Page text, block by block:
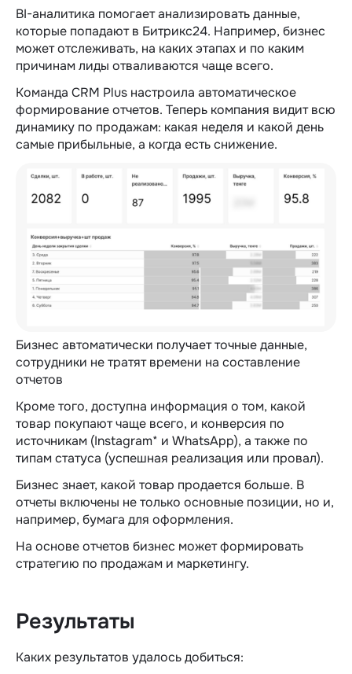
BI-аналитика помогает анализировать данные,
которые попадают в Битрикс24. Например, бизнес
может отслеживать, на каких этапах и по каким
причинам лиды отваливаются чаще всего.
Команда CRM Plus настроила автоматическое
формирование отчетов. Теперь компания видит всю
динамику по продажам: какая неделя и какой день
самые прибыльные, а когда есть снижение.
Бизнес автоматически получает точные данные,
сотрудники не тратят времени на составление
отчетов
Кроме того, доступна информация о том, какой
товар покупают чаще всего, и конверсия по
источникам (Instagram* и WhatsApp), а также по
типам статуса (успешная реализация или провал).
Бизнес знает, какой товар продается больше. В
отчеты включены не только основные позиции, но и,
например, бумага для оформления.
На основе отчетов бизнес может формировать
стратегию по продажам и маркетингу.
Результаты
Каких результатов удалось добиться: